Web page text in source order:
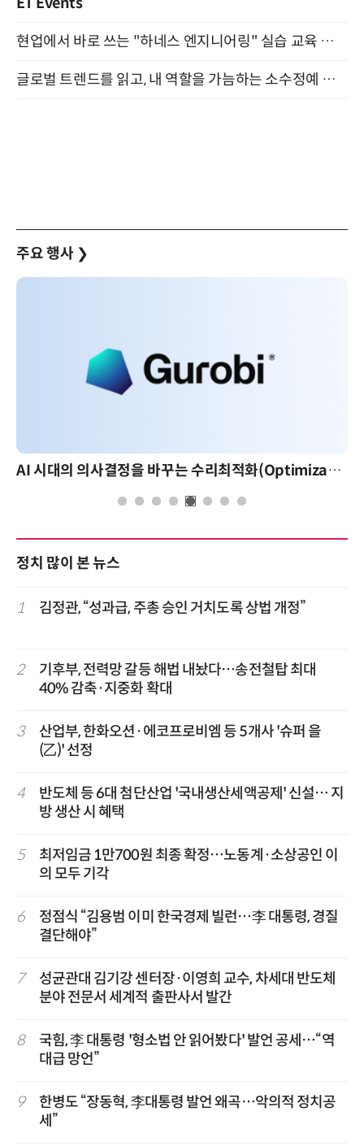
현업에서 바로 쓰는 "하네스 엔지니어링" 실습 교육 워크숍 8월 20일 개최
글로벌 트렌드를 읽고, 내 역할을 가늠하는 소수정예 실습 워크숍 (8/28)
주요 행사 ❯
AI 시대의 의사결정을 바꾸는 수리최적화(Optimization): 실제 산업 적용 사례와 활용 전략
정치 많이 본 뉴스
1 김정관, “성과급, 주총 승인 거치도록 상법 개정”
2
기후부, 전력망 갈등 해법 내놨다…송전철탑 최대
40% 감축·지중화 확대
3
산업부, 한화오션·에코프로비엠 등 5개사 '슈퍼 을
(乙)' 선정
4
반도체 등 6대 첨단산업 '국내생산세액공제' 신설… 지
방 생산 시 혜택
5
최저임금 1만700원 최종 확정…노동계·소상공인 이
의 모두 기각
6
정점식 “김용범 이미 한국경제 빌런…李 대통령, 경질
결단해야”
7
성균관대 김기강 센터장·이영희 교수, 차세대 반도체
분야 전문서 세계적 출판사서 발간
8
국힘, 李 대통령 '형소법 안 읽어봤다' 발언 공세…“역
대급 망언”
9
한병도 “장동혁, 李대통령 발언 왜곡…악의적 정치공
세”